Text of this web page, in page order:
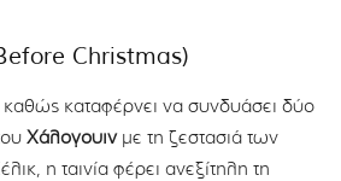
Christmas)
καθώς καταφέρνει να συνδυάσει δύο
Χάλογουινμε τη ζεστασιά των
η ταινία φέρει ανεξίτηλη τη